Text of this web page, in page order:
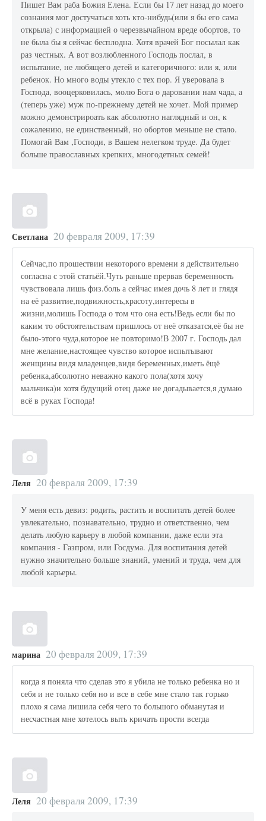
Пишет Вам раба Божия Елена. Если бы 17 лет назад до моего
сознания мог достучаться хоть кто-нибудь(или я бы его сама
открыла) с информацией о черезвычайном вреде обортов, то
не была бы я сейчас бесплодна. Хотя врачей Бог посылал как
раз честных. А вот возлюбленного Господь послал, в
испытание, не любящего детей и категоричного: или я, или
ребенок. Но много воды утекло с тех пор. Я уверовала в
Господа, вооцерковилась, молю Бога о даровании нам чада, а
(теперь уже) муж по-прежнему детей не хочет. Мой пример
можно демонстрироать как абсолютно наглядный и он, к
сожалению, не единственный, но обортов меньше не стало.
Помогай Вам ,Господи, в Вашем нелегком труде. Да будет
больше православных крепких, многодетных семей!
Светлана 20 февраля 2009, 17:39
Сейчас,по прошествии некоторого времени я действительно
согласна с этой статьёй.Чуть раньше прервав беременность
чувствовала лишь физ.боль а сейчас имея дочь 8 лет и глядя
на её развитие,подвижность,красоту,интересы в
жизни,молишь Господа о том что она есть!Ведь если бы по
каким то обстоятельствам пришлось от неё отказатся,её бы не
было-этого чуда,которое не повторимо!В 2007 г. Господь дал
мне желание,настоящее чувство которое испытывают
женщины видя младенцев,видя беременных,иметь ёщё
ребенка,абсолютно неважно какого пола(хотя хочу
мальчика)и хотя будущий отец даже не догадывается,я думаю
всё в руках Господа!
Леля 20 февраля 2009, 17:39
У меня есть девиз: родить, растить и воспитать детей более
увлекательно, познавательно, трудно и ответственно, чем
делать любую карьеру в любой компании, даже если эта
компания - Газпром, или Госдума. Для воспитания детей
нужно значительно больше знаний, умений и труда, чем для
любой карьеры.
марина 20 февраля 2009, 17:39
когда я поняла что сделав это я убила не только ребенка но и
себя и не только себя но и все в себе мне стало так горько
плохо я сама лишила себя чего то большого обманутая и
несчастная мне хотелось выть кричать прости всегда
Леля 20 февраля 2009, 17:39